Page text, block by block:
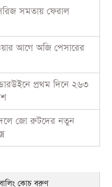
সমতায় ফেরাল
আগে অজি পেসারের
ডারউইনে প্রথম দিনে ২৬৩
দলে জো রুটদের নতুন